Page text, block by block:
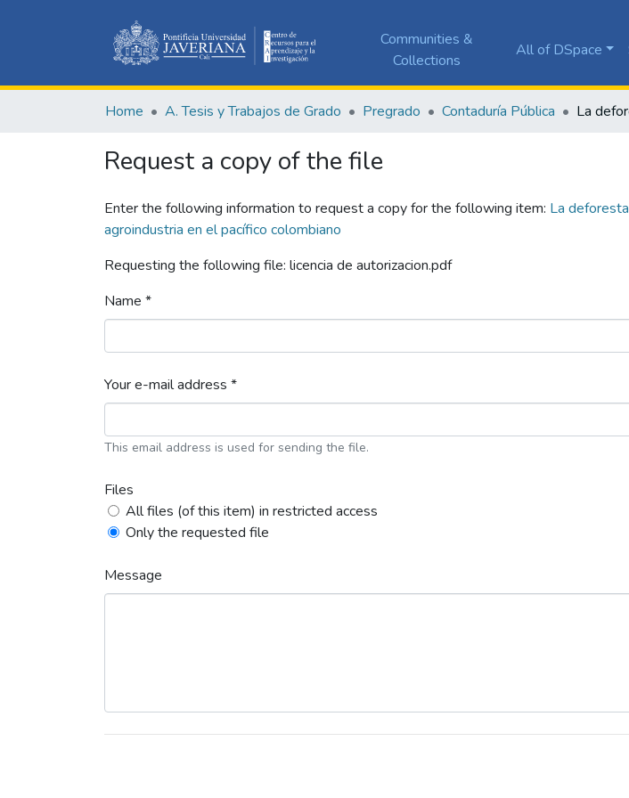
Communities &
Collections
All of DSpace
Home A. Tesis y Trabajos de Grado Pregrado Contaduría Pública
Request a copy of the file
Enter the following information to request a copy for the following item: La
agroindustria en el pacífico colombiano
Requesting the following file: licencia de autorizacion.pdf
Name *
Your e-mail address *
This email address is used for sending the file.
Files
All files (of this item) in restricted access
Only the requested file
Message